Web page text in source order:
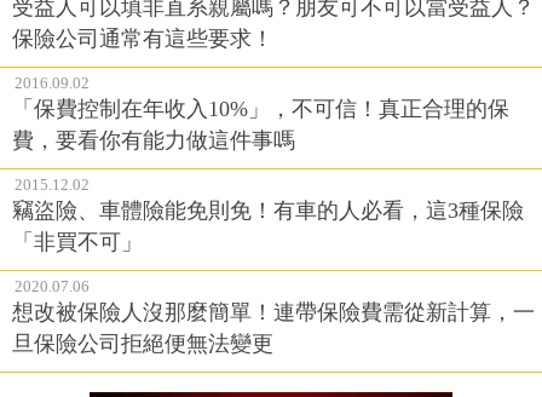
受益人可以填非直系親屬嗎？朋友可不可以當受益人？
保險公司通常有這些要求！
2016.09.02
「保費控制在年收入10%」，不可信！真正合理的保
費，要看你有能力做這件事嗎
2015.12.02
竊盜險、車體險能免則免！有車的人必看，這3種保險
「非買不可」
2020.07.06
想改被保險人沒那麼簡單！連帶保險費需從新計算，一
旦保險公司拒絕便無法變更